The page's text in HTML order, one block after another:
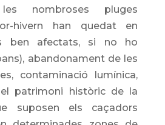
nombroses pluges
hivern han quedat en
ben afectats, si no ho
abandonament de les
contaminació lumínica,
patrimoni històric de la
suposen els caçadors